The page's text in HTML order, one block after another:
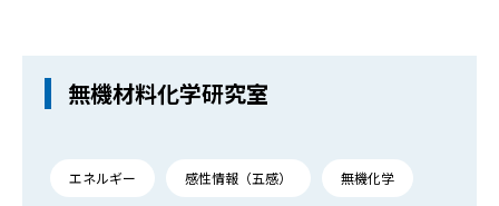
無機材料化学研究室
エネルギー 感性情報（五感） 無機化学